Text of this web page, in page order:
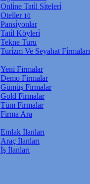
Onli̇ne Tati̇l Si̇teleri̇
Oteller 10
Pansi̇yonlar
Tati̇l Köyleri̇
Tekne Turu
Turi̇zm Ve Seyahat Fi̇rmaları
Yeni Firmalar
Demo Firmalar
Gümüş Firmalar
Gold Firmalar
Tüm Firmalar
Firma Ara
Emlak İlanları
Araç İlanları
İş İlanları